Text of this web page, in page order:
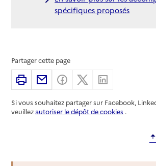
spécifiques proposés
Partager cette page
ImprimerPartager par email
Partager sur Facebook
Partager sur X
Si vous souhaitez partager sur Facebook,
veuillezautoriser le dépôt de cookies .